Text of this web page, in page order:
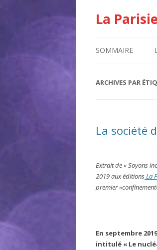
La
SOMMAIRE
ARCHIVES PAR
La société
Extrait de « Soyons
2019 aux éditionsLa
premier
En septembre
intitulé « Le